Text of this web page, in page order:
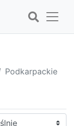
Podkarpackie